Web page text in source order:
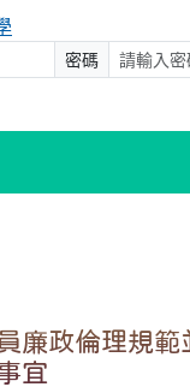
密碼
廉政倫理規範
宜